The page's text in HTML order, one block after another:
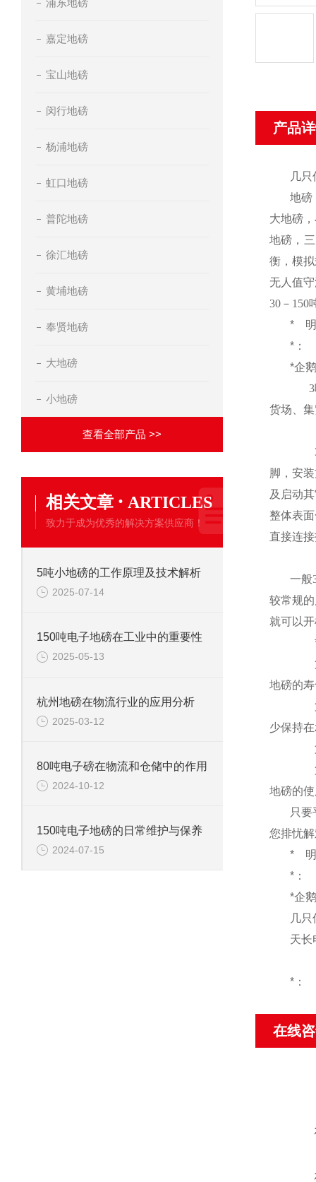
浦东地磅
嘉定地磅
宝山地磅
闵行地磅
杨浦地磅
虹口地磅
普陀地磅
徐汇地磅
黄埔地磅
奉贤地磅
大地磅
小地磅
查看全部产品 >>
相关文章 · ARTICLES
致力于成为优秀的解决方案供应商！
5吨小地磅的工作原理及技术解析
2025-07-14
150吨电子地磅在工业中的重要性
2025-05-13
杭州地磅在物流行业的应用分析
2025-03-12
80吨电子磅在物流和仓储中的作用
2024-10-12
150吨电子地磅的日常维护与保养
2024-07-15
产品
几
地磅
大地磅
地磅，
衡，模
无人值
30－ 150
*
*：
*企
3
货场、
脚，安
及启动
整体表
直接连
一般
较常规
就可以
地磅的
少保持
地磅的
只
您排忧
*
*：
*企
几
天长
*：
在线